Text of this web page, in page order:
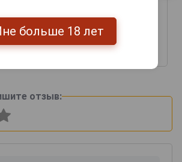
отзыв:
больше 18 лет